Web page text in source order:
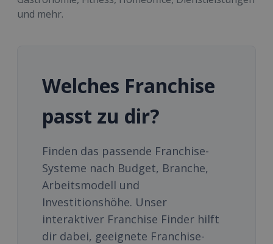
und mehr.
Welches Franchise
passt zu dir?
Finden das passende Franchise-
Systeme nach Budget, Branche,
Arbeitsmodell und
Investitionshöhe. Unser
interaktiver Franchise Finder hilft
dir dabei, geeignete Franchise-